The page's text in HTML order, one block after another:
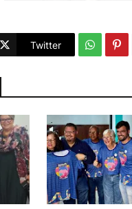
Twitter